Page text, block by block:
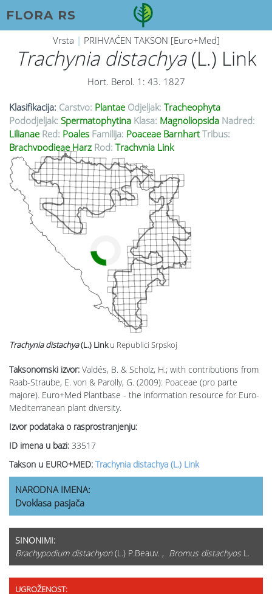
FLORA RS
Vrsta | PRIHVAĆEN TAKSON [Euro+Med]
Trachynia distachya(L.) Link
Hort. Berol. 1: 43. 1827
Klasifikacija: Carstvo: Plantae Odjeljak: Tracheophyta
Pododjeljak: Spermatophytina Klasa: Magnoliopsida Nadred:
Lilianae Red: Poales Familija: Poaceae BarnhartTribus:
Brachypodieae Harz Rod: Trachynia Link
Taksonomski izvor: Valdés, B. & Scholz, H.; with contributions from
Raab-Straube, E. von & Parolly, G. (2009): Poaceae (pro parte
majore). Euro+Med Plantbase - the information resource for Euro-
Mediterranean plant diversity.
Izvor podataka o rasprostranjenju:
ID imena u bazi: 33517
Takson u EURO+MED: Trachynia distachya (L.) Link
Trachynia distachya(L.) Link u Republici Srpskoj
NARODNA IMENA:
Dvoklasa pasjača
SINONIMI:
Brachypodium distachyon(L.) P.Beauv. , Bromus distachyos L.
UGROŽENOST: